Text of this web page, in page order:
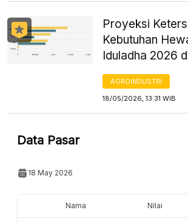
Proyeksi
Kebutuhan
Iduladha 2026
AGROINDUSTRI
18/05/2026, 13:31 WIB
Data Pasar
18 May 2026
Nama Nilai